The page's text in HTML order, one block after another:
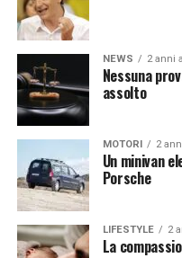
ancora evidente oggi. Il
appassionare il pubblico
sua prima messa in onda.
[fonte immagine:
vacanza-caraibico-
Continua a leggere su
NEWS 2 anni
Nessuna
assolto
MOTORI 2
Un minivan
Porsche
LIFESTYLE 2
La